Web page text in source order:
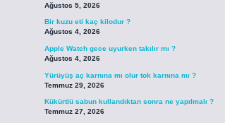
Ağustos 5, 2026
Bir kuzu eti kaç kilodur ?
Ağustos 4, 2026
Apple Watch gece uyurken takılır mı ?
Ağustos 4, 2026
Yürüyüş aç karnına mı olur tok karnına mı ?
Temmuz 29, 2026
Kükürtlü sabun kullandıktan sonra ne yapılmalı ?
Temmuz 27, 2026